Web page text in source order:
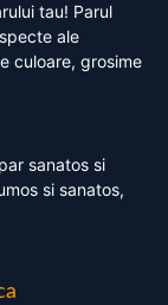
tau! Parul
ale
culoare, grosime
sanatos si
si sanatos,